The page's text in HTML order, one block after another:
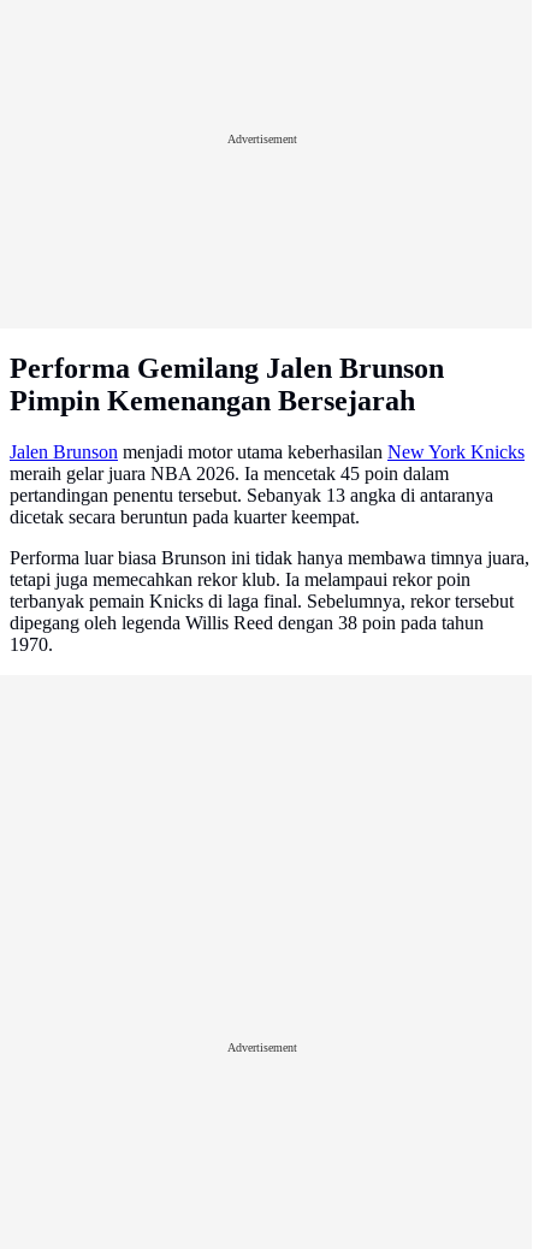
Advertisement
Performa Gemilang Jalen Brunson
Pimpin Kemenangan Bersejarah
Jalen Brunson menjadi motor utama keberhasilan New York Knicks
meraih gelar juara NBA 2026. Ia mencetak 45 poin dalam
pertandingan penentu tersebut. Sebanyak 13 angka di antaranya
dicetak secara beruntun pada kuarter keempat.
Performa luar biasa Brunson ini tidak hanya membawa timnya juara,
tetapi juga memecahkan rekor klub. Ia melampaui rekor poin
terbanyak pemain Knicks di laga final. Sebelumnya, rekor tersebut
dipegang oleh legenda Willis Reed dengan 38 poin pada tahun
1970.
Advertisement